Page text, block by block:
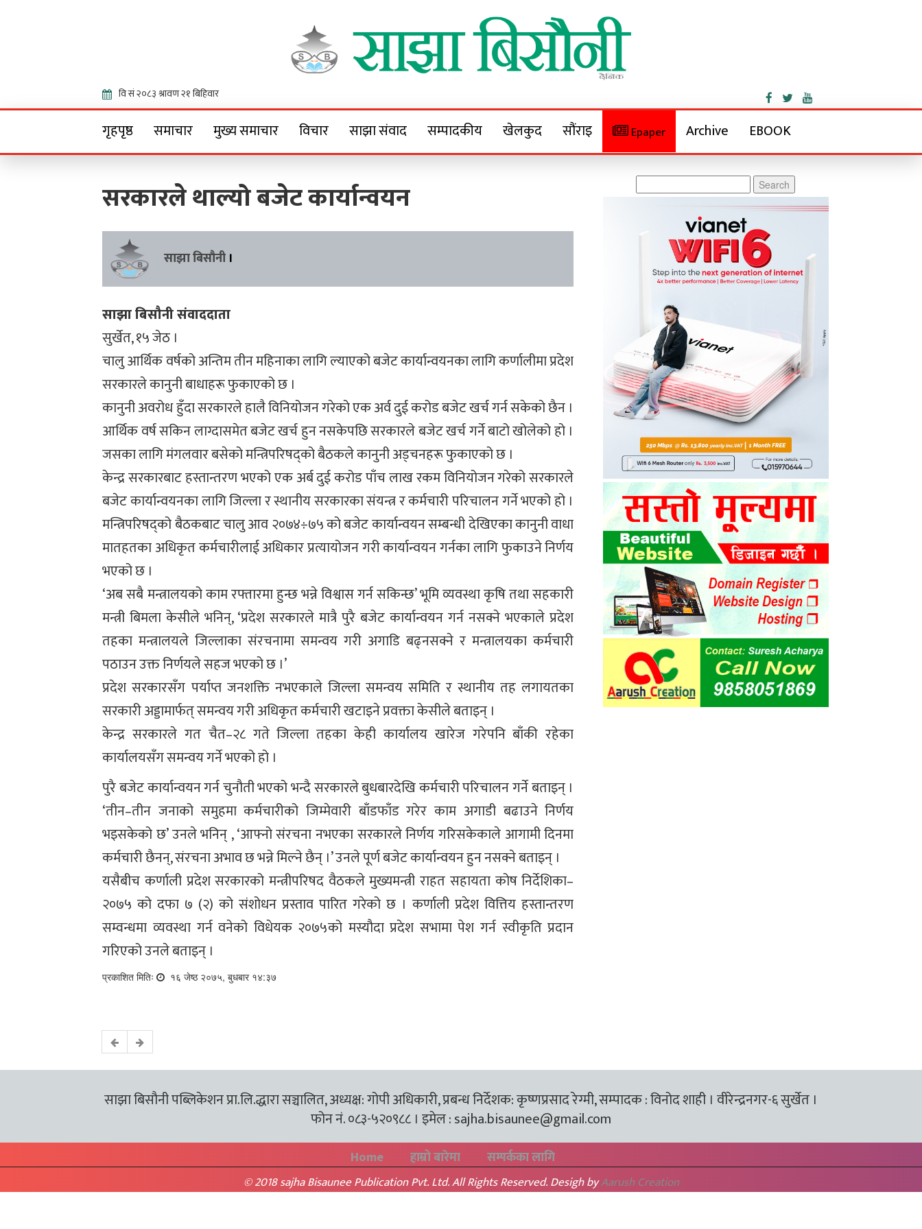
Sajha Bisaunee
गृहपृष्ठ समाचार मुख्य समाचार विचार साझा संवाद सम्पादकीय खेलकुद सौंराइ Epaper Archive EBOOK
सरकारले थाल्यो बजेट कार्यान्वयन
साझा बिसौनी ।
साझा बिसौनी संवाददाता
सुर्खेत, १५ जेठ ।
चालु आर्थिक वर्षको अन्तिम तीन महिनाका लागि ल्याएको बजेट कार्यान्वयनका लागि कर्णालीमा प्रदेश
सरकारले कानुनी बाधाहरू फुकाएको छ ।
कानुनी अवरोध हुँदा सरकारले हालै विनियोजन गरेको एक अर्व दुई करोड बजेट खर्च गर्न सकेको छैन ।
आर्थिक वर्ष सकिन लाग्दासमेत बजेट खर्च हुन नसकेपछि सरकारले बजेट खर्च गर्ने बाटो खोलेको हो ।
जसका लागि मंगलवार बसेको मन्त्रिपरिषद्को बैठकले कानुनी अड्चनहरू फुकाएको छ ।
केन्द्र सरकारबाट हस्तान्तरण भएको एक अर्ब दुई करोड पाँच लाख रकम विनियोजन गरेको सरकारले
बजेट कार्यान्वयनका लागि जिल्ला र स्थानीय सरकारका संयन्त्र र कर्मचारी परिचालन गर्ने भएको हो ।
मन्त्रिपरिषद्को बैठकबाट चालु आव २०७४÷७५ को बजेट कार्यान्वयन सम्बन्धी देखिएका कानुनी वाधा
मातहतका अधिकृत कर्मचारीलाई अधिकार प्रत्यायोजन गरी कार्यान्वयन गर्नका लागि फुकाउने निर्णय
भएको छ ।
‘अब सबै मन्त्रालयको काम रफ्तारमा हुन्छ भन्ने विश्वास गर्न सकिन्छ’ भूमि व्यवस्था कृषि तथा सहकारी
मन्त्री बिमला केसीले भनिन्, ‘प्रदेश सरकारले मात्रै पुरै बजेट कार्यान्वयन गर्न नसक्ने भएकाले प्रदेश
तहका मन्त्रालयले जिल्लाका संरचनामा समन्वय गरी अगाडि बढ्नसक्ने र मन्त्रालयका कर्मचारी
पठाउन उक्त निर्णयले सहज भएको छ ।’
प्रदेश सरकारसँग पर्याप्त जनशक्ति नभएकाले जिल्ला समन्वय समिति र स्थानीय तह लगायतका
सरकारी अड्डामार्फत् समन्वय गरी अधिकृत कर्मचारी खटाइने प्रवक्ता केसीले बताइन् ।
केन्द्र सरकारले गत चैत–२८ गते जिल्ला तहका केही कार्यालय खारेज गरेपनि बाँकी रहेका
कार्यालयसँग समन्वय गर्ने भएको हो ।
पुरै बजेट कार्यान्वयन गर्न चुनौती भएको भन्दै सरकारले बुधबारदेखि कर्मचारी परिचालन गर्ने बताइन् ।
‘तीन–तीन जनाको समुहमा कर्मचारीको जिम्मेवारी बाँडफाँड गरेर काम अगाडी बढाउने निर्णय
भइसकेको छ’ उनले भनिन् , ‘आफ्नो संरचना नभएका सरकारले निर्णय गरिसकेकाले आगामी दिनमा
कर्मचारी छैनन्, संरचना अभाव छ भन्ने मिल्ने छैन् ।’ उनले पूर्ण बजेट कार्यान्वयन हुन नसक्ने बताइन् ।
यसैबीच कर्णाली प्रदेश सरकारको मन्त्रीपरिषद वैठकले मुख्यमन्त्री राहत सहायता कोष निर्देशिका–
२०७५ को दफा ७ (२) को संशोधन प्रस्ताव पारित गरेको छ । कर्णाली प्रदेश वित्तिय हस्तान्तरण
सम्वन्धमा व्यवस्था गर्न वनेको विधेयक २०७५को मस्यौदा प्रदेश सभामा पेश गर्न स्वीकृति प्रदान
गरिएको उनले बताइन् ।
प्रकाशित मितिः १६ जेष्ठ २०७५, बुधबार १४:३७
for:
साझा बिसौनी पब्लिकेशन प्रा.लि.द्धारा सञ्चालित, अध्यक्ष: गोपी अधिकारी, प्रबन्ध निर्देशक: कृष्णप्रसाद रेग्मी, सम्पादक : विनोद शाही । वीरेन्द्रनगर-६ सुर्खेत ।
फोन नं. ०८३-५२०९८८ । इमेल :sajha.bisaunee@gmail.com
Home हाम्रो बारेमा सम्पर्कका लागि
© 2018 sajha Bisaunee Publication Pvt. Ltd. All Rights Reserved. Desigh byAarush Creation